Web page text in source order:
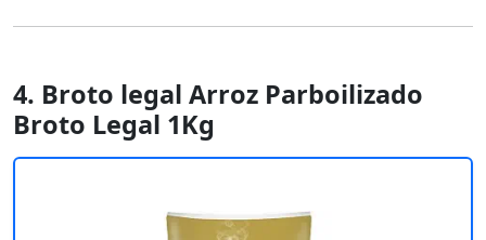
4. Broto legal Arroz Parboilizado
Broto Legal 1Kg